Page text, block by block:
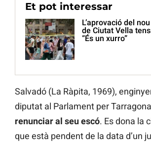
Et pot interessar
L’aprovació del
de Ciutat Vella
“És un xurro”
Salvadó (La Ràpita, 1969),
diputat al Parlament per
renunciar al seu escó. Es dona la
que està pendent de la data d’un